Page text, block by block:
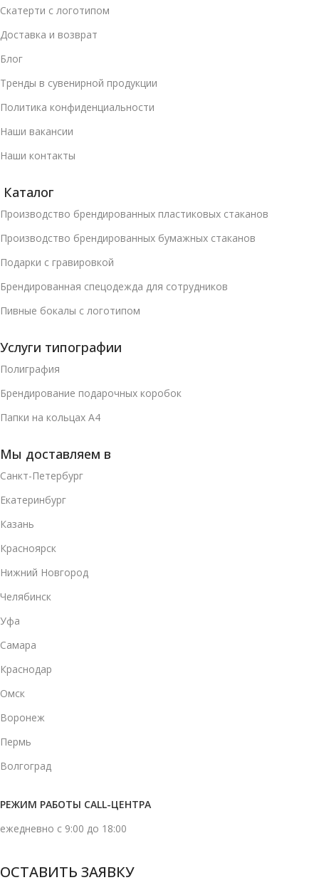
Скатерти с логотипом
Доставка и возврат
Блог
Тренды в сувенирной продукции
Политика конфиденциальности
Наши вакансии
Наши контакты
Каталог
Производство брендированных пластиковых стаканов
Производство брендированных бумажных стаканов
Подарки с гравировкой
Брендированная спецодежда для сотрудников
Пивные бокалы с логотипом
Услуги типографии
Полиграфия
Брендирование подарочных коробок
Папки на кольцах А4
Мы доставляем в
Санкт-Петербург
Екатеринбург
Казань
Красноярск
Нижний Новгород
Челябинск
Уфа
Самара
Краснодар
Омск
Воронеж
Пермь
Волгоград
РЕЖИМ РАБОТЫ CALL-ЦЕНТРА
ежедневно с 9:00 до 18:00
ОСТАВИТЬ ЗАЯВКУ